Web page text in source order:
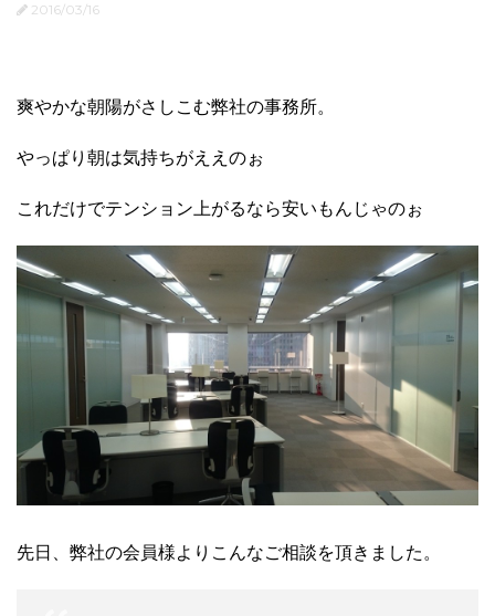
2016/03/16
爽やかな朝陽がさしこむ弊社の事務所。
やっぱり朝は気持ちがええのぉ
これだけでテンション上がるなら安いもんじゃのぉ
先日、弊社の会員様よりこんなご相談を頂きました。